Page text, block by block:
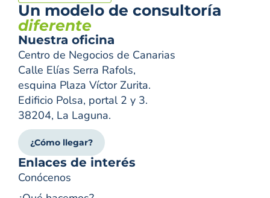
Un modelo de consultoría
diferente
Nuestra oficina
Centro de Negocios de Canarias
Calle Elías Serra Rafols,
esquina Plaza Víctor Zurita.
Edificio Polsa, portal 2 y 3.
38204, La Laguna.
¿Cómo llegar?
Enlaces de interés
Conócenos